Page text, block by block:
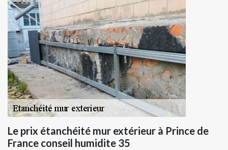
Le prix étanchéité mur extérieur à Prince de
France conseil humidite 35